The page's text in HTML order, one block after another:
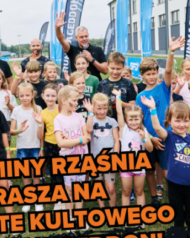
przyznawania jednorazowego
i studentów z terenu Gminy Rząśnia
order=”ASC”]